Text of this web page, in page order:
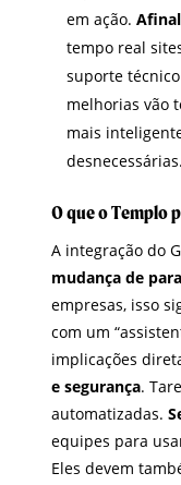
em ação.Afinal
tempo real
suporte
melhorias vão
mais
desnecessárias.
O que o Templo
A integração do
mudança de
empresas, isso
com um
implicações
e segurança.
automatizadas.
equipes para
Eles devem